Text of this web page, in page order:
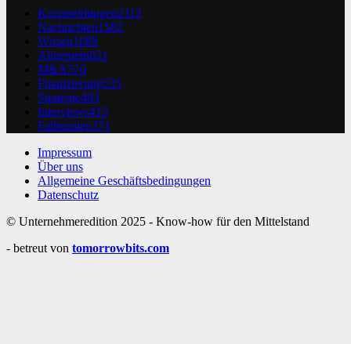
Kurzmeldungen2112
Nachrichten1582
Wissen1089
Allgemein821
M&A570
Finanzierung535
Strategie493
Interviews415
Fallstudien371
Impressum
Über uns
Allgemeine Geschäftsbedingungen
Datenschutz
© Unternehmeredition 2025 - Know-how für den Mittelstand
- betreut von tomorrowbits.com